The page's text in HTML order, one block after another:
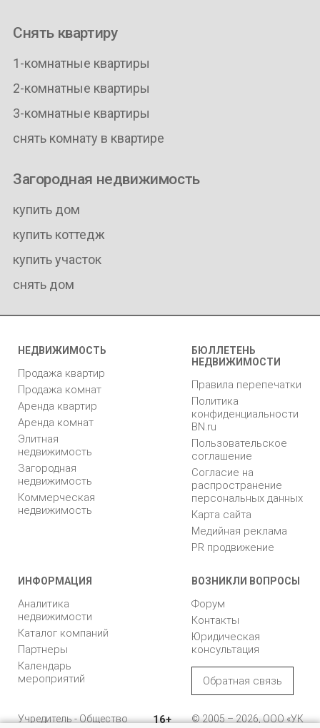
Снять квартиру
1-комнатные квартиры
2-комнатные квартиры
3-комнатные квартиры
снять комнату в квартире
Загородная недвижимость
купить дом
купить коттедж
купить участок
снять дом
НЕДВИЖИМОСТЬ
Продажа квартир
Продажа комнат
Аренда квартир
Аренда комнат
Элитная
недвижимость
Загородная
недвижимость
Коммерческая
недвижимость
БЮЛЛЕТЕНЬ
НЕДВИЖИМОСТИ
Правила перепечатки
Политика
конфиденциальности
BN.ru
Пользовательское
соглашение
Согласие на
распространение
персональных данных
Карта сайта
Медийная реклама
PR продвижение
ИНФОРМАЦИЯ
Аналитика
недвижимости
Каталог компаний
Партнеры
Календарь
мероприятий
ВОЗНИКЛИ ВОПРОСЫ
Форум
Контакты
Юридическая
консультация
Обратная связь
Учредитель - Общество
16+
© 2005 – 2026, ООО «УК